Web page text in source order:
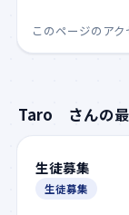
このページのア
Taro さんの
生徒募集
生徒募集